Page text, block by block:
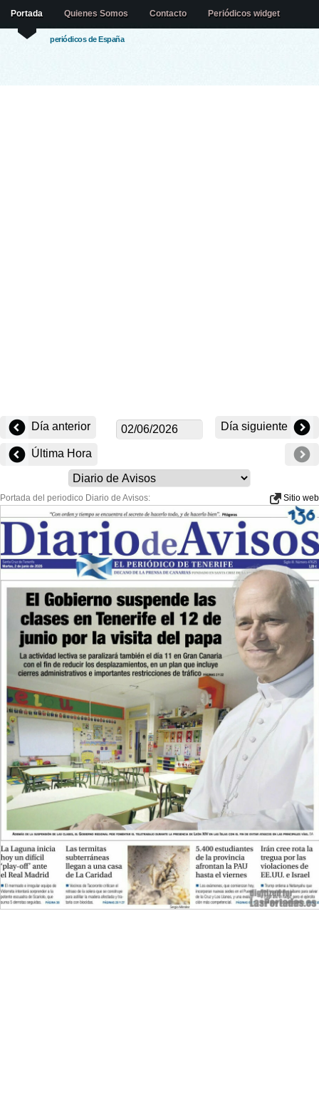
periódicos de España
Portada Quienes Somos Contacto Periódicos widget
Día anterior Día siguiente
Última Hora
Portada del periodico Diario de Avisos: Sitio web